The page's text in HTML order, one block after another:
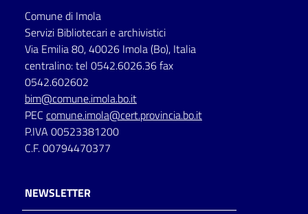
Seguici
su
Catalogo
Comune di Imola
Servizi Bibliotecari e archivistici
Via Emilia 80, 40026 Imola (Bo), Italia
centralino: tel 0542.6026.36 fax
0542.602602
bim@comune.imola.bo.it
PEC comune.imola@cert.provincia.bo.it
P.IVA 00523381200
C.F. 00794470377
NEWSLETTER